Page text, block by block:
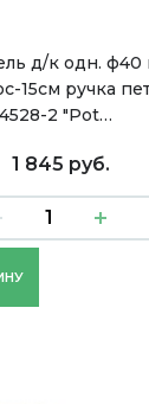
д/к одн. ф40
15см ручка
2 "Pot…
1 845 руб.